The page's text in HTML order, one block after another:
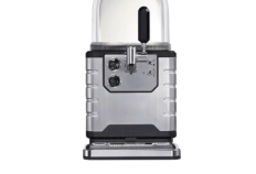
alla
lista
desideri